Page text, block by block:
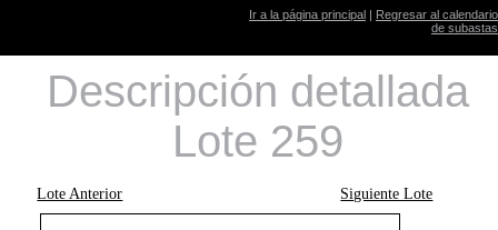
Ir a la página principal | Regresar al calendario
de subastas
Descripción detallada
Lote 259
Lote Anterior Siguiente Lote